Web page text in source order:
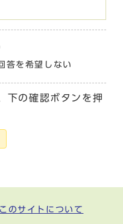
答を希望しない
下の確認ボタンを押
このサイトについて